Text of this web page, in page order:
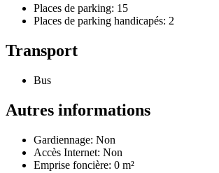
Places de parking: 15
Places de parking handicapés: 2
Transport
Bus
Autres informations
Gardiennage: Non
Accès Internet: Non
Emprise foncière: 0 m²